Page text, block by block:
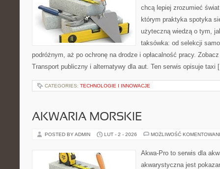
chcą lepiej zrozumieć
którym praktyka spotyka
użyteczną wiedzą o tym,
taksówka: od selekcji
podróżnym, aż po ochronę na drodze i opłacalność pracy.
Transport publiczny i alternatywy dla aut. Ten serwis opisuje taxi
CATEGORIES: TECHNOLOGIE I INNOWACJE
AKWARIA MORSKIE
POSTED BY ADMIN LUT - 2 - 2026 MOŻLIWOŚĆ
Akwa-Pro to serwis dla
akwarystyczna jest